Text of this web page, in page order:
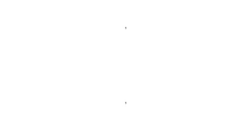
,
,